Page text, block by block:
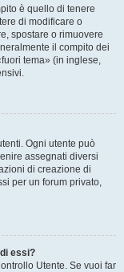
è quello di tenere
di modificare o
spostare o rimuovere
il compito dei
tema» (in inglese,
Ogni utente può
assegnati diversi
di creazione di
per un forum privato,
essi?
Utente. Se vuoi far